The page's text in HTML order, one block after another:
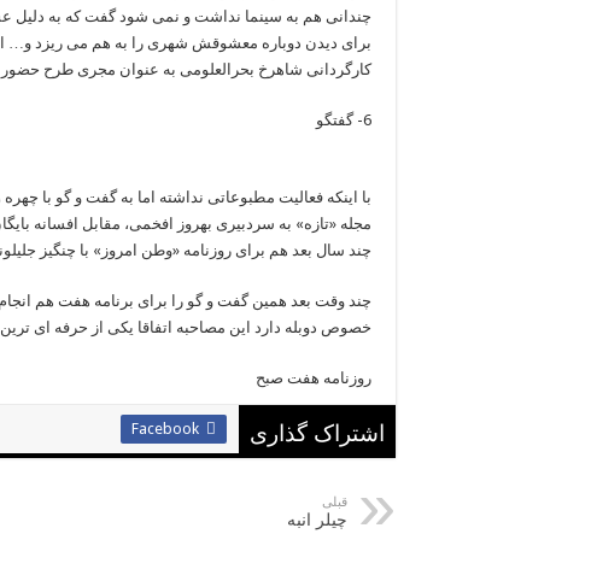
چندانی هم به سینما نداشت و نمی شود گفت که به دلیل
کارگردانی شاهرخ بحرالعلومی به عنوان مجری طرح حضور
6- گفتگو
با اینکه فعالیت مطبوعاتی نداشته اما به گفت و گو با
مجله «تازه» به سردبیری بهروز افخمی، مقابل افسانه
چند سال بعد هم برای روزنامه «وطن امروز» با چنگیز
چند وقت بعد همین گفت و گو را برای برنامه هفت هم
خصوص دوبله دارد این مصاحبه اتفاقا یکی از حرفه ای
روزنامه هفت صبح
اشتراک گذاری Facebook
قبلی
چیلر انبه